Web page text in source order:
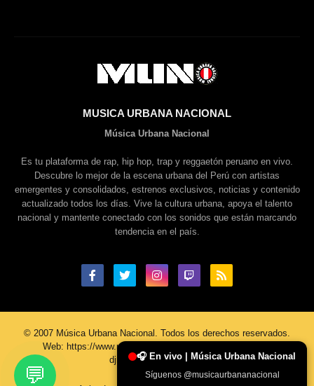
💬
🎧 En vivo | Música Urbana Nacional
Síguenos @musicaurbananacional
MUSICA URBANA NACIONAL
Música Urbana Nacional
Es tu plataforma de rap, hip hop, trap y reggaetón peruano en vivo.
Descubre lo mejor de la escena urbana del Perú con artistas
emergentes y consolidados, estrenos exclusivos, noticias y contenido
actualizado todos los días. Vive la cultura urbana, apoya el talento
nacional y mantente conectado con los sonidos que están marcando
tendencia en el país.
© 2007 Música Urbana Nacional. Todos los derechos reservados.
Web: https://www.musicaurbananacional.com/ Contacto:
djreadyboy@gmail.com